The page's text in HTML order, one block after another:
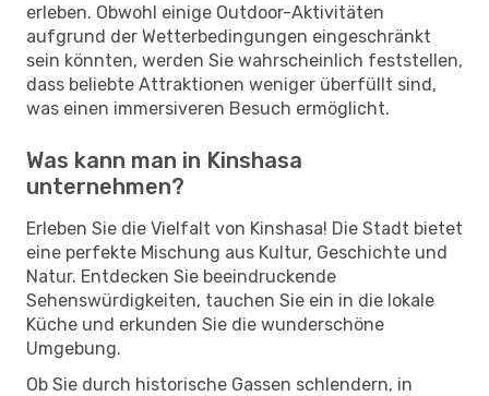
erleben. Obwohl einige Outdoor-Aktivitäten
aufgrund der Wetterbedingungen eingeschränkt
sein könnten, werden Sie wahrscheinlich feststellen,
dass beliebte Attraktionen weniger überfüllt sind,
was einen immersiveren Besuch ermöglicht.
Was kann man in Kinshasa
unternehmen?
Erleben Sie die Vielfalt von Kinshasa! Die Stadt bietet
eine perfekte Mischung aus Kultur, Geschichte und
Natur. Entdecken Sie beeindruckende
Sehenswürdigkeiten, tauchen Sie ein in die lokale
Küche und erkunden Sie die wunderschöne
Umgebung.
Ob Sie durch historische Gassen schlendern, in